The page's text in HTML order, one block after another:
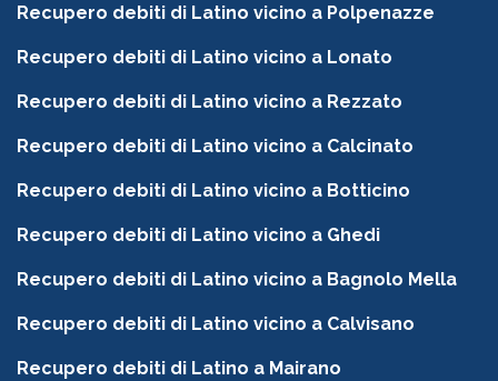
Recupero debiti di Latino vicino a Polpenazze
Recupero debiti di Latino vicino a Lonato
Recupero debiti di Latino vicino a Rezzato
Recupero debiti di Latino vicino a Calcinato
Recupero debiti di Latino vicino a Botticino
Recupero debiti di Latino vicino a Ghedi
Recupero debiti di Latino vicino a Bagnolo Mella
Recupero debiti di Latino vicino a Calvisano
Recupero debiti di Latino a Mairano